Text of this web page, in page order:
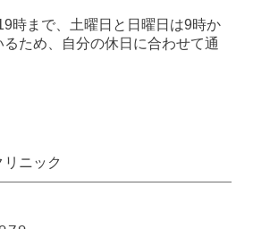
時まで、土曜日と日曜日は9時か
ため、自分の休日に合わせて通
ニック